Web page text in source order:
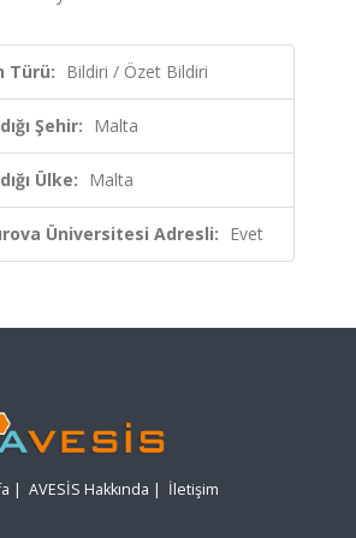
Türü: Bildiri / Özet Bildiri
Şehir: Malta
Ülke: Malta
Üniversitesi Adresli: Evet
| AVESİS Hakkında | İletişim